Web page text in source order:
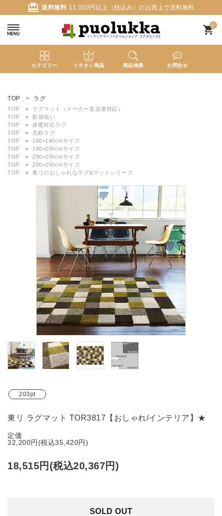
card_giftcard 送料無料 11,000円以上（税込み）のお買上で送料無料
0
shopping_cart
カテゴリー イチオシ商品 商品検索 お問合せ
ようこそ ゲスト 様
meeting_room ログイン
ガイドライン
TOP ラグ
TOP
ラグマット（メーカー直送便対応）
TOP
新築祝い
TOP
床暖対応ラグ
TOP
北欧ラグ
TOP
100×140cmサイズ
TOP
140×200cmサイズ
TOP
200×200cmサイズ
TOP
200×250cmサイズ
TOP
東リのおしゃれなラグ&マットシリーズ
203pt
東リ ラグマット TOR3817【おしゃれ/インテリア】★
定価
32,200円(税込35,420円)
18,515円(税込20,367円)
SOLD OUT